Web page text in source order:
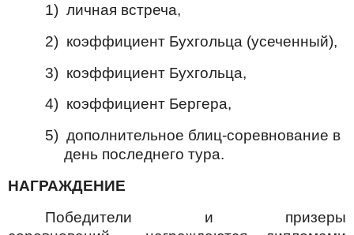
1) личная встреча,
2) коэффициент Бухгольца (усеченный),
3) коэффициент Бухгольца,
4) коэффициент Бергера,
5) дополнительное блиц-соревнование в
день последнего тура.
НАГРАЖДЕНИЕ
Победители и призеры